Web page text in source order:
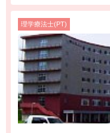
理学療法士(PT)